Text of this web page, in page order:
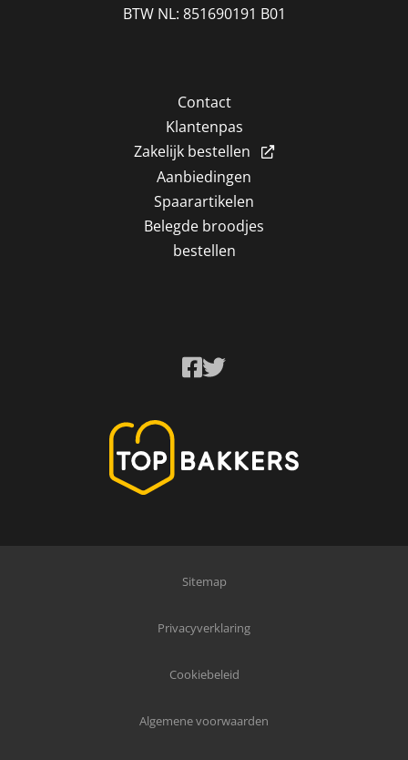
BTW NL: 851690191 B01
Contact
Klantenpas
Zakelijk bestellen
Aanbiedingen
Spaarartikelen
Belegde broodjes
bestellen
Sitemap
Privacyverklaring
Cookiebeleid
Algemene voorwaarden